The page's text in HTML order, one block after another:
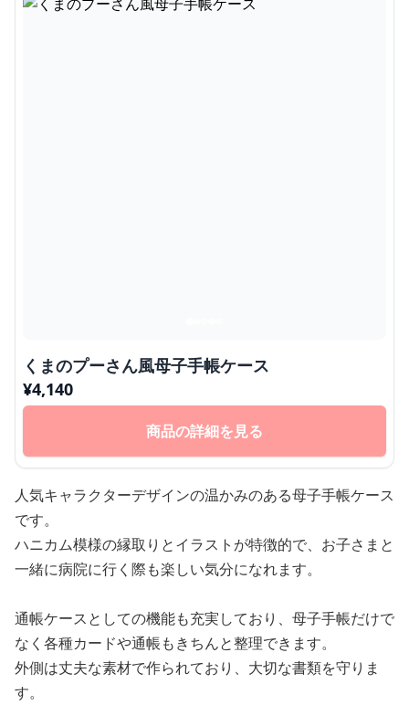
くまのプーさん風母子手帳ケース
¥4,140
商品の詳細を見る
人気キャラクターデザインの温かみのある母子手帳ケース
です。
ハニカム模様の縁取りとイラストが特徴的で、お子さまと
一緒に病院に行く際も楽しい気分になれます。
通帳ケースとしての機能も充実しており、母子手帳だけで
なく各種カードや通帳もきちんと整理できます。
外側は丈夫な素材で作られており、大切な書類を守りま
す。